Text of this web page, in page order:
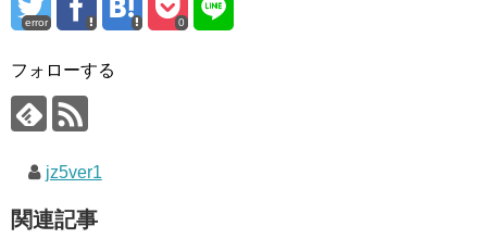
error 0
フォローする
jz5ver1
関連記事